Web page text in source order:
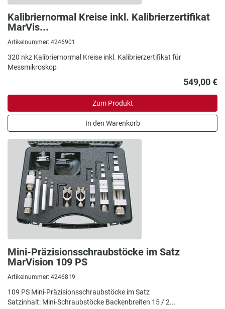
Kalibriernormal Kreise inkl. Kalibrierzertifikat
MarVis...
Artikelnummer: 4246901
320 nkz Kalibriernormal Kreise inkl. Kalibrierzertifikat für
Messmikroskop
549,00 €
Zum Produkt
In den Warenkorb
Mini-Präzisionsschraubstöcke im Satz
MarVision 109 PS
Artikelnummer: 4246819
109 PS Mini-Präzisionsschraubstöcke im Satz
Satzinhalt: Mini-Schraubstöcke Backenbreiten 15 / 2...